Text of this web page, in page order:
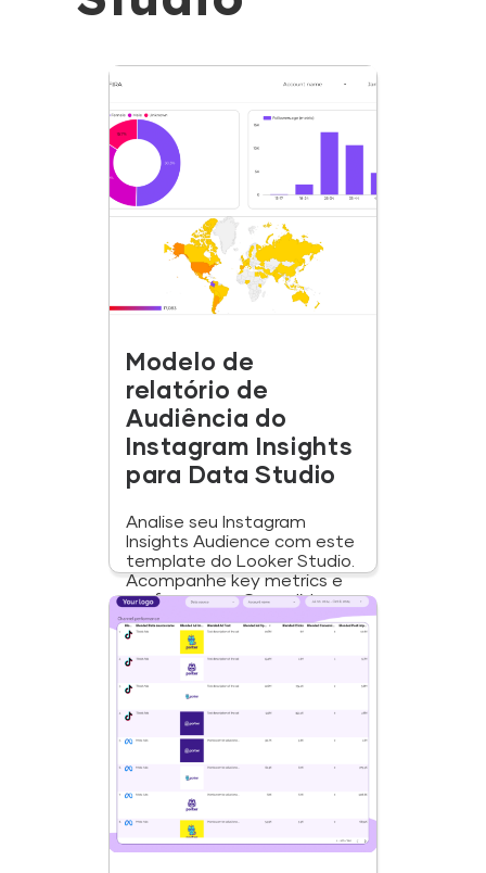
Modelo de
relatório de
Audiência do
Instagram Insights
para Data Studio
Analise seu Instagram
Insights Audience com este
template do Looker Studio.
Acompanhe key metrics e
performance. Consolide
dados de Social...